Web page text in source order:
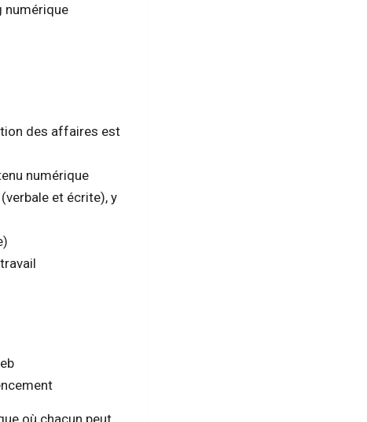
numérique
des affaires est
numérique
et écrite), y